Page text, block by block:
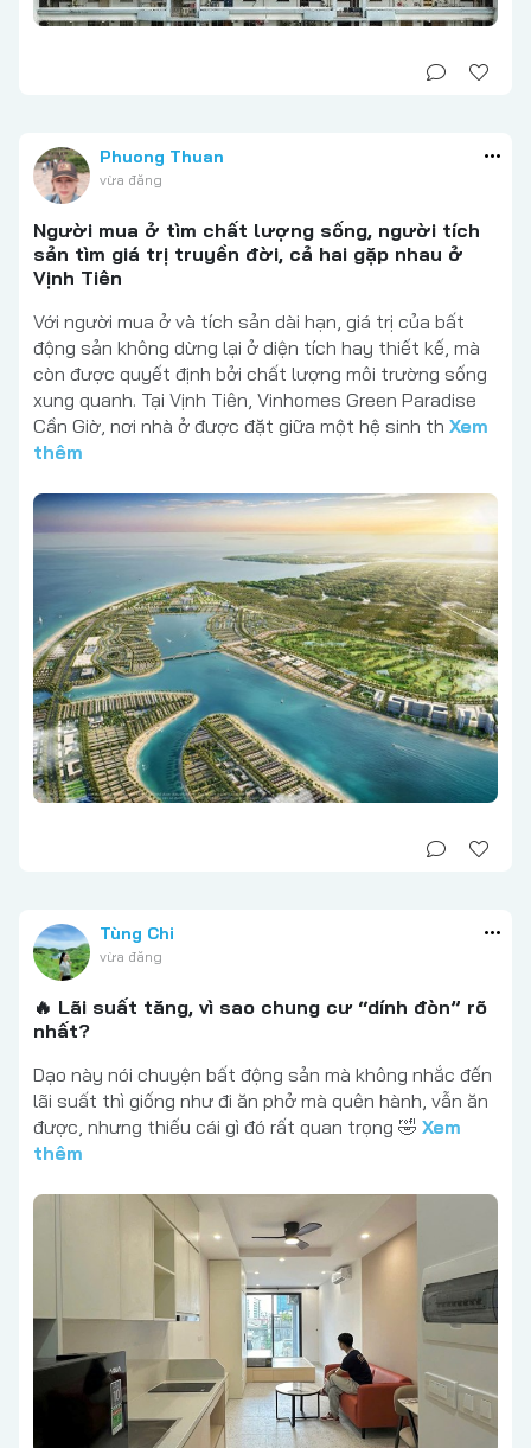
Phuong Thuan
vừa đăng
Người mua ở tìm chất lượng sống, người tích
sản tìm giá trị truyền đời, cả hai gặp nhau ở
Vịnh Tiên
Với người mua ở và tích sản dài hạn, giá trị của bất
động sản không dừng lại ở diện tích hay thiết kế, mà
còn được quyết định bởi chất lượng môi trường sống
xung quanh. Tại Vịnh Tiên, Vinhomes Green Paradise
Cần Giờ, nơi nhà ở được đặt giữa một hệ sinh th Xem
thêm
Tùng Chi
vừa đăng
🔥 Lãi suất tăng, vì sao chung cư “dính đòn” rõ
nhất?
Dạo này nói chuyện bất động sản mà không nhắc đến
lãi suất thì giống như đi ăn phở mà quên hành, vẫn ăn
được, nhưng thiếu cái gì đó rất quan trọng 🤣 Xem
thêm